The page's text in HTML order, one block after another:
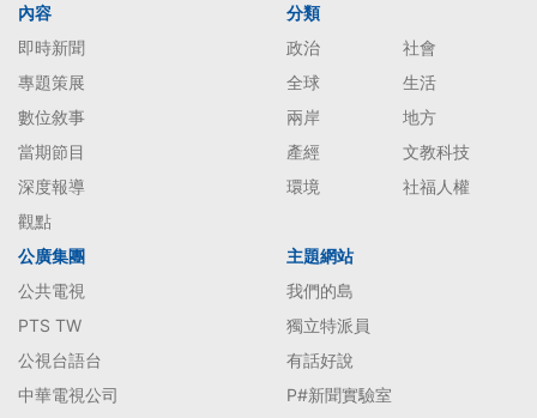
內容
即時新聞
專題策展
數位敘事
當期節目
深度報導
觀點
分類
政治
社會
全球
生活
兩岸
地方
產經
文教科技
環境
社福人權
公廣集團
公共電視
PTS TW
公視台語台
中華電視公司
主題網站
我們的島
獨立特派員
有話好說
P#新聞實驗室